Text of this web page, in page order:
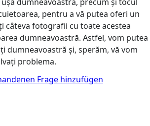
pentru a vă putea oferi un
câteva fotografii cu toate acestea
dumneavoastră. Astfel, vom putea
dumneavoastră și, sperăm, vă vom
problema.
Frage hinzufügen